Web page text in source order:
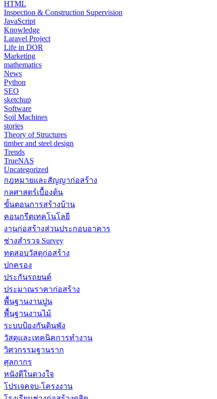
HTML
Inspection & Construction Supervision
JavaScript
Knowledge
Laravel Project
Life in DOR
Marketing
mathematics
News
Python
SEO
sketchup
Software
Soil Machines
stories
Theory of Structures
timber and steel design
Trends
TrueNAS
Uncategorized
กฎหมายและสัญญาก่อสร้าง
กลศาสตร์เบื้องต้น
ขั้นตอนการสร้างบ้าน
คอนกรีตเทคโนโลยี
งานก่อสร้างส่วนประกอบอาคาร
ช่างสำรวจ Survey
ทดสอบวัสดุก่อสร้าง
ปกครอง
ประกันรถยนต์
ประมาณราคาก่อสร้าง
พื้นฐานงานปูน
พื้นฐานงานไม้
ระบบป้องกันดินพัง
วัสดุและเทคนิคการทำงาน
วิศวกรรมฐานราก
ศุลกากร
หนังดีในดวงใจ
โปรเจคจบ-โครงงาน